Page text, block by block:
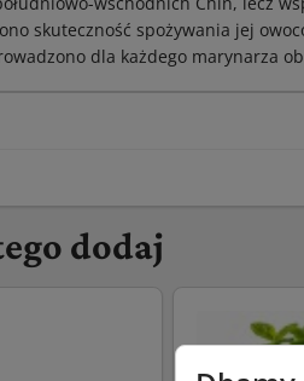
skuteczność spożywania jej
dla każdego marynarza
dodaj